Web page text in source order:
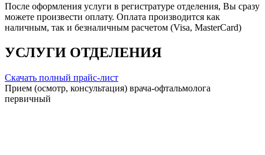
После оформления услуги в регистратуре отделения, Вы сразу
можете произвести оплату. Оплата производится как
наличным, так и безналичным расчетом (Visa, MasterCard)
УСЛУГИ ОТДЕЛЕНИЯ
Скачать полный прайс-лист
Прием (осмотр, консультация) врача-офтальмолога
первичный